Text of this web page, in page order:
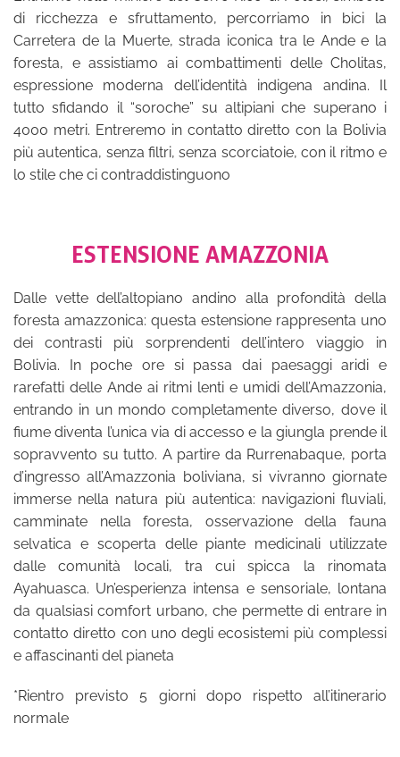
di ricchezza e sfruttamento, percorriamo in bici la
Carretera de la Muerte, strada iconica tra le Ande e la
foresta, e assistiamo ai combattimenti delle Cholitas,
espressione moderna dell’identità indigena andina. Il
tutto sfidando il “soroche” su altipiani che superano i
4000 metri. Entreremo in contatto diretto con la Bolivia
più autentica, senza filtri, senza scorciatoie, con il ritmo e
lo stile che ci contraddistinguono
ESTENSIONE AMAZZONIA
Dalle vette dell’altopiano andino alla profondità della
foresta amazzonica: questa estensione rappresenta uno
dei contrasti più sorprendenti dell’intero viaggio in
Bolivia. In poche ore si passa dai paesaggi aridi e
rarefatti delle Ande ai ritmi lenti e umidi dell’Amazzonia,
entrando in un mondo completamente diverso, dove il
fiume diventa l’unica via di accesso e la giungla prende il
sopravvento su tutto. A partire da Rurrenabaque, porta
d’ingresso all’Amazzonia boliviana, si vivranno giornate
immerse nella natura più autentica: navigazioni fluviali,
camminate nella foresta, osservazione della fauna
selvatica e scoperta delle piante medicinali utilizzate
dalle comunità locali, tra cui spicca la rinomata
Ayahuasca. Un’esperienza intensa e sensoriale, lontana
da qualsiasi comfort urbano, che permette di entrare in
contatto diretto con uno degli ecosistemi più complessi
e affascinanti del pianeta
*Rientro previsto 5 giorni dopo rispetto all’itinerario
normale